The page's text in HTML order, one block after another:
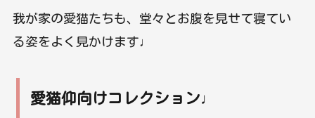
我が家の愛猫たちも、堂々とお腹を見せて寝てい
る姿をよく見かけます♩
愛猫仰向けコレクション♩